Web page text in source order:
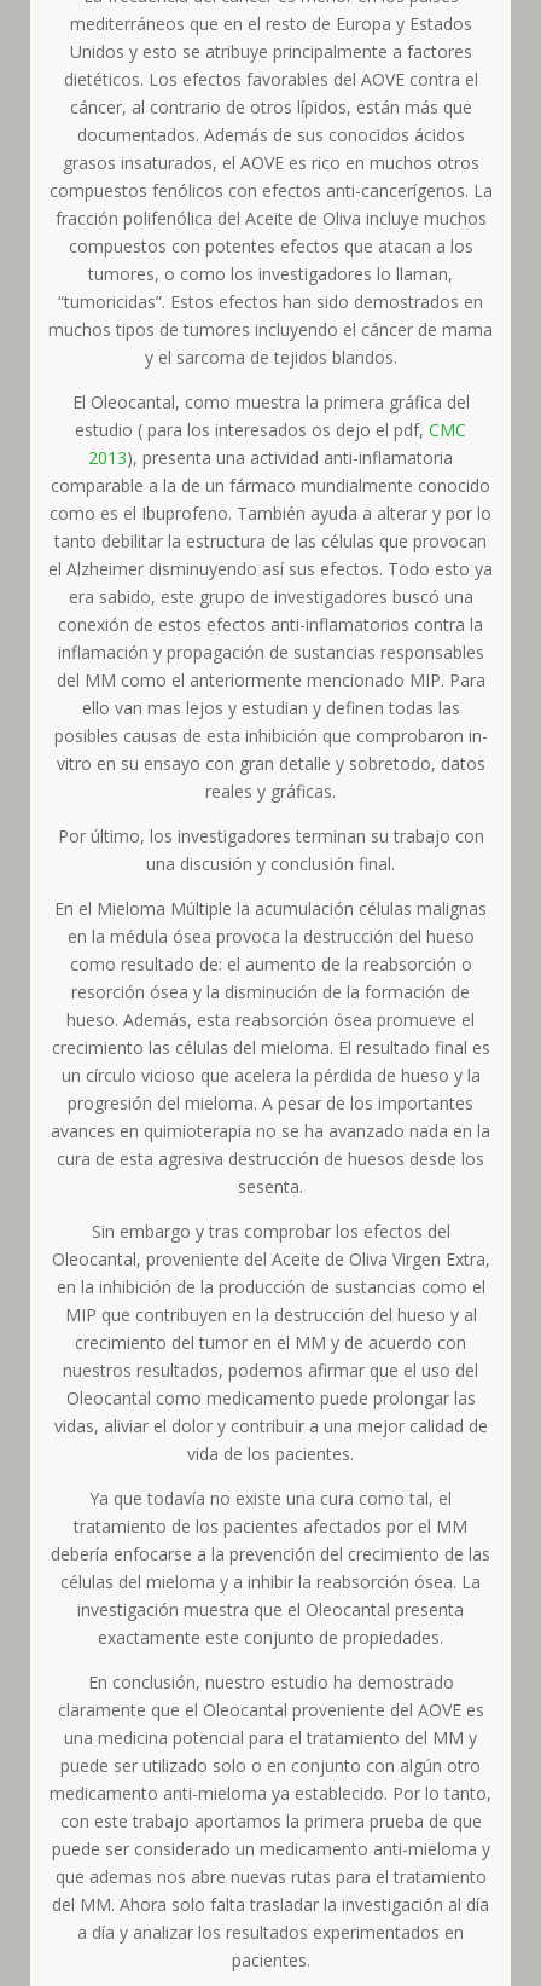
mediterráneos que en el resto de Europa y Estados
Unidos y esto se atribuye principalmente a factores
dietéticos. Los efectos favorables del AOVE contra el
cáncer, al contrario de otros lípidos, están más que
documentados. Además de sus conocidos ácidos
grasos insaturados, el AOVE es rico en muchos otros
compuestos fenólicos con efectos anti-cancerígenos. La
fracción polifenólica del Aceite de Oliva incluye muchos
compuestos con potentes efectos que atacan a los
tumores, o como los investigadores lo llaman,
“tumoricidas”. Estos efectos han sido demostrados en
muchos tipos de tumores incluyendo el cáncer de mama
y el sarcoma de tejidos blandos.
El Oleocantal, como muestra la primera gráfica del
estudio ( para los interesados os dejo el pdf, CMC
2013), presenta una actividad anti-inflamatoria
comparable a la de un fármaco mundialmente conocido
como es el Ibuprofeno. También ayuda a alterar y por lo
tanto debilitar la estructura de las células que provocan
el Alzheimer disminuyendo así sus efectos. Todo esto ya
era sabido, este grupo de investigadores buscó una
conexión de estos efectos anti-inflamatorios contra la
inflamación y propagación de sustancias responsables
del MM como el anteriormente mencionado MIP. Para
ello van mas lejos y estudian y definen todas las
posibles causas de esta inhibición que comprobaron in-
vitro en su ensayo con gran detalle y sobretodo, datos
reales y gráficas.
Por último, los investigadores terminan su trabajo con
una discusión y conclusión final.
En el Mieloma Múltiple la acumulación células malignas
en la médula ósea provoca la destrucción del hueso
como resultado de: el aumento de la reabsorción o
resorción ósea y la disminución de la formación de
hueso. Además, esta reabsorción ósea promueve el
crecimiento las células del mieloma. El resultado final es
un círculo vicioso que acelera la pérdida de hueso y la
progresión del mieloma. A pesar de los importantes
avances en quimioterapia no se ha avanzado nada en la
cura de esta agresiva destrucción de huesos desde los
sesenta.
Sin embargo y tras comprobar los efectos del
Oleocantal, proveniente del Aceite de Oliva Virgen Extra,
en la inhibición de la producción de sustancias como el
MIP que contribuyen en la destrucción del hueso y al
crecimiento del tumor en el MM y de acuerdo con
nuestros resultados, podemos afirmar que el uso del
Oleocantal como medicamento puede prolongar las
vidas, aliviar el dolor y contribuir a una mejor calidad de
vida de los pacientes.
Ya que todavía no existe una cura como tal, el
tratamiento de los pacientes afectados por el MM
debería enfocarse a la prevención del crecimiento de las
células del mieloma y a inhibir la reabsorción ósea. La
investigación muestra que el Oleocantal presenta
exactamente este conjunto de propiedades.
En conclusión, nuestro estudio ha demostrado
claramente que el Oleocantal proveniente del AOVE es
una medicina potencial para el tratamiento del MM y
puede ser utilizado solo o en conjunto con algún otro
medicamento anti-mieloma ya establecido. Por lo tanto,
con este trabajo aportamos la primera prueba de que
puede ser considerado un medicamento anti-mieloma y
que ademas nos abre nuevas rutas para el tratamiento
del MM. Ahora solo falta trasladar la investigación al día
a día y analizar los resultados experimentados en
pacientes.